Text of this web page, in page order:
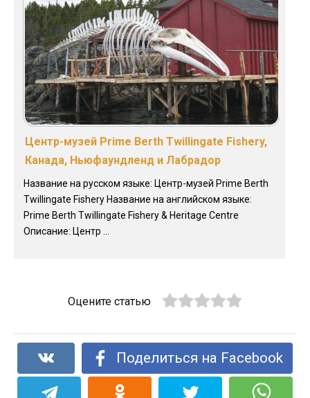
Центр-музей Prime Berth Twillingate Fishery,
Канада, Ньюфаундленд и Лабрадор
Название на русском языке: Центр-музей Prime Berth
Twillingate Fishery Название на английском языке:
Prime Berth Twillingate Fishery & Heritage Centre
Описание: Центр ...
Оцените статью
Поделиться на Facebook